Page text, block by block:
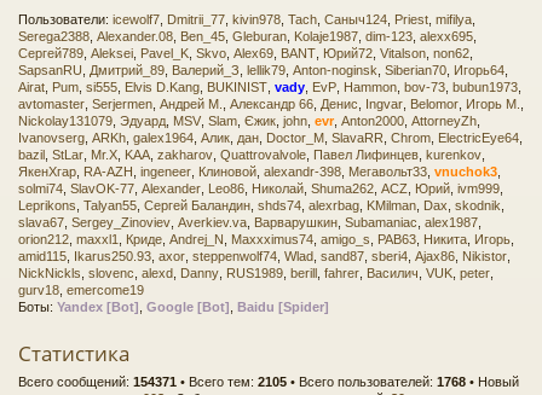
Пользователи: icewolf7, Dmitrii_77, kivin978, Tach, Саныч124, Priest, mifilya,
Serega2388, Alexander.08, Ben_45, Gleburan, Kolaje1987, dim-123, alexx695,
Сергей789, Aleksei, Pavel_K, Skvo, Alex69, BANT, Юрий72, Vitalson, non62,
SapsanRU, Дмитрий_89, Валерий_З, lellik79, Anton-noginsk, Siberian70, Игорь64,
Airat, Pum, si555, Elvis D.Kang, BUKINIST, vady, EvP, Hammon, bov-73, bubun1973,
avtomaster, Serjermen, Андрей М., Александр 66, Денис, Ingvar, Belomor, Игорь М.,
Nickolay131079, Эдуард, MSV, Slam, Єжик, john, evr, Anton2000, AttorneyZh,
Ivanovserg, ARKh, galex1964, Алик, дан, Doctor_M, SlavaRR, Chrom, ElectricEye64,
bazil , StLar, Mr.X, KAA, zakharov, Quattrovalvole, Павел Лифинцев, kurenkov,
ЯкенХгар, RA-AZH , ingeneer, Клиновой, alexandr-398, Мегавольт33, vnuchok3,
solmi74, SlavOK-77, Alexander, Leo86, Николай, Shuma262, ACZ, Юрий, ivm999,
Leprikons, Talyan55, Сергей Баландин, shds74, alexrbag, KMilman, Dax, skodnik,
slava67, Sergey_Zinoviev, Averkiev.va, Варварушкин, Subamaniac, alex1987,
orion212, maxxl1, Криде, Andrej_N, Maxxximus74, amigo_s, PAB63, Никита, Игорь,
amid115, Ikarus250.93, axor, steppenwolf74, Wlad, sand87, sberi4, Ajax86, Nikistor,
NickNickls, slovenc, alexd, Danny, RUS1989, berill , fahrer, Василич, VUK, peter,
gurv18, emercome19
Боты: Yandex [Bot] , Google [Bot] , Baidu [Spider]
Статистика
Всего сообщений: 154371 • Всего тем: 2105 • Всего пользователей: 1768 • Новый